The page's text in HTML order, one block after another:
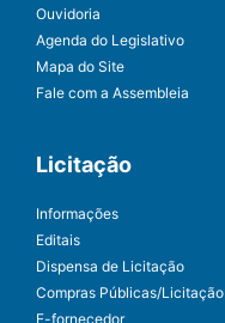
Ouvidoria
Agenda do Legislativo
Mapa do Site
Fale com a Assembleia
Licitação
Informações
Editais
Dispensa de Licitação
Compras Públicas/Licitação
E-fornecedor